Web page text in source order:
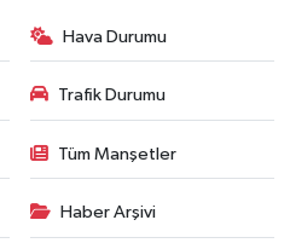
Hava Durumu
Trafik Durumu
Tüm Manşetler
Haber Arşivi